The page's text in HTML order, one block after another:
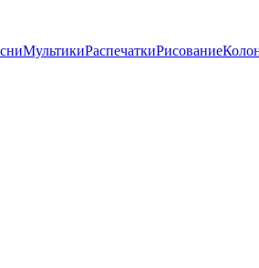
МультикиРаспечаткиРисование